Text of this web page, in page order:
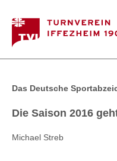
Das Deutsche
Die Saison 2016
Michael Streb